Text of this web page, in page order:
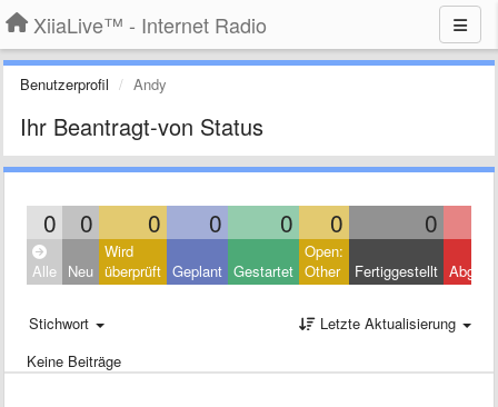
XiiaLive™ - Internet Radio
Benutzerprofil Andy
Ihr Beantragt-von Status
0 0 0 0 0 0 0
Alle Neu
Wird
überprüft Geplant Gestartet
Open:
Other
Fertiggestellt
Stichwort
Letzte Aktualisierung
Keine Beiträge